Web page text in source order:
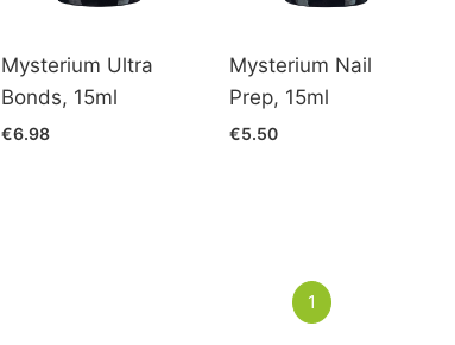
Mysterium Ultra
Bonds, 15ml
€6.98
Mysterium Nail
Prep, 15ml
€5.50
1